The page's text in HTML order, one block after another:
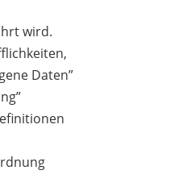
wird.
Daten”